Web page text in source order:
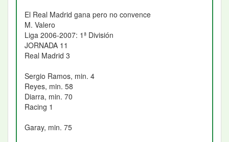
El Real Madrid gana pero no convence
M. Valero
Liga 2006-2007: 1ª División
JORNADA 11
Real Madrid 3
Sergio Ramos, min. 4
Reyes, min. 58
Diarra, min. 70
Racing 1
Garay, min. 75